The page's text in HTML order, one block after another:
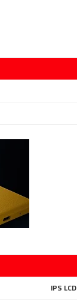
IPS LCD